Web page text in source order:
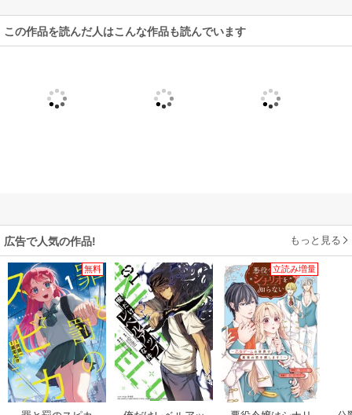
この作品を読んだ人はこんな作品も読んでいます
広告で人気の作品! もっと見る
無料 立読み増量